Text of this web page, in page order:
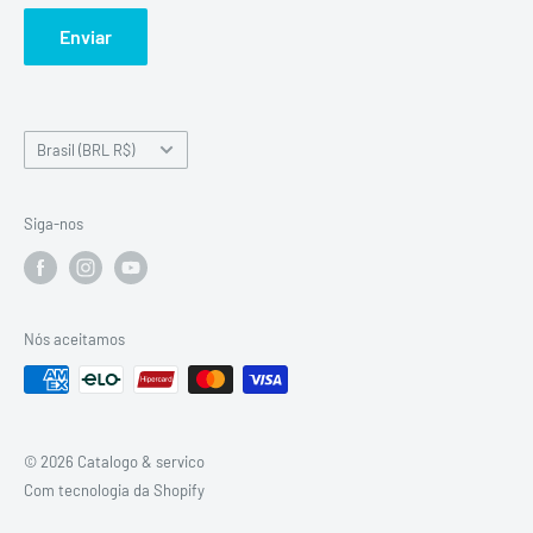
Manuais de Serviço
Enviar
País/Região
Brasil (BRL R$)
Siga-nos
Nós aceitamos
© 2026 Catalogo & servico
Com tecnologia da Shopify